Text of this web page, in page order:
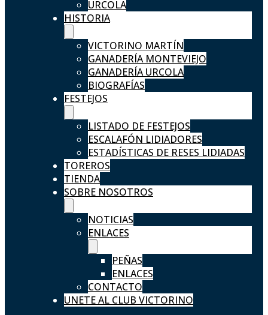
URCOLA
HISTORIA
VICTORINO MARTÍN
GANADERÍA MONTEVIEJO
GANADERÍA URCOLA
BIOGRAFÍAS
FESTEJOS
LISTADO DE FESTEJOS
ESCALAFÓN LIDIADORES
ESTADÍSTICAS DE RESES LIDIADAS
TOREROS
TIENDA
SOBRE NOSOTROS
NOTICIAS
ENLACES
PEÑAS
ENLACES
CONTACTO
UNETE AL CLUB VICTORINO